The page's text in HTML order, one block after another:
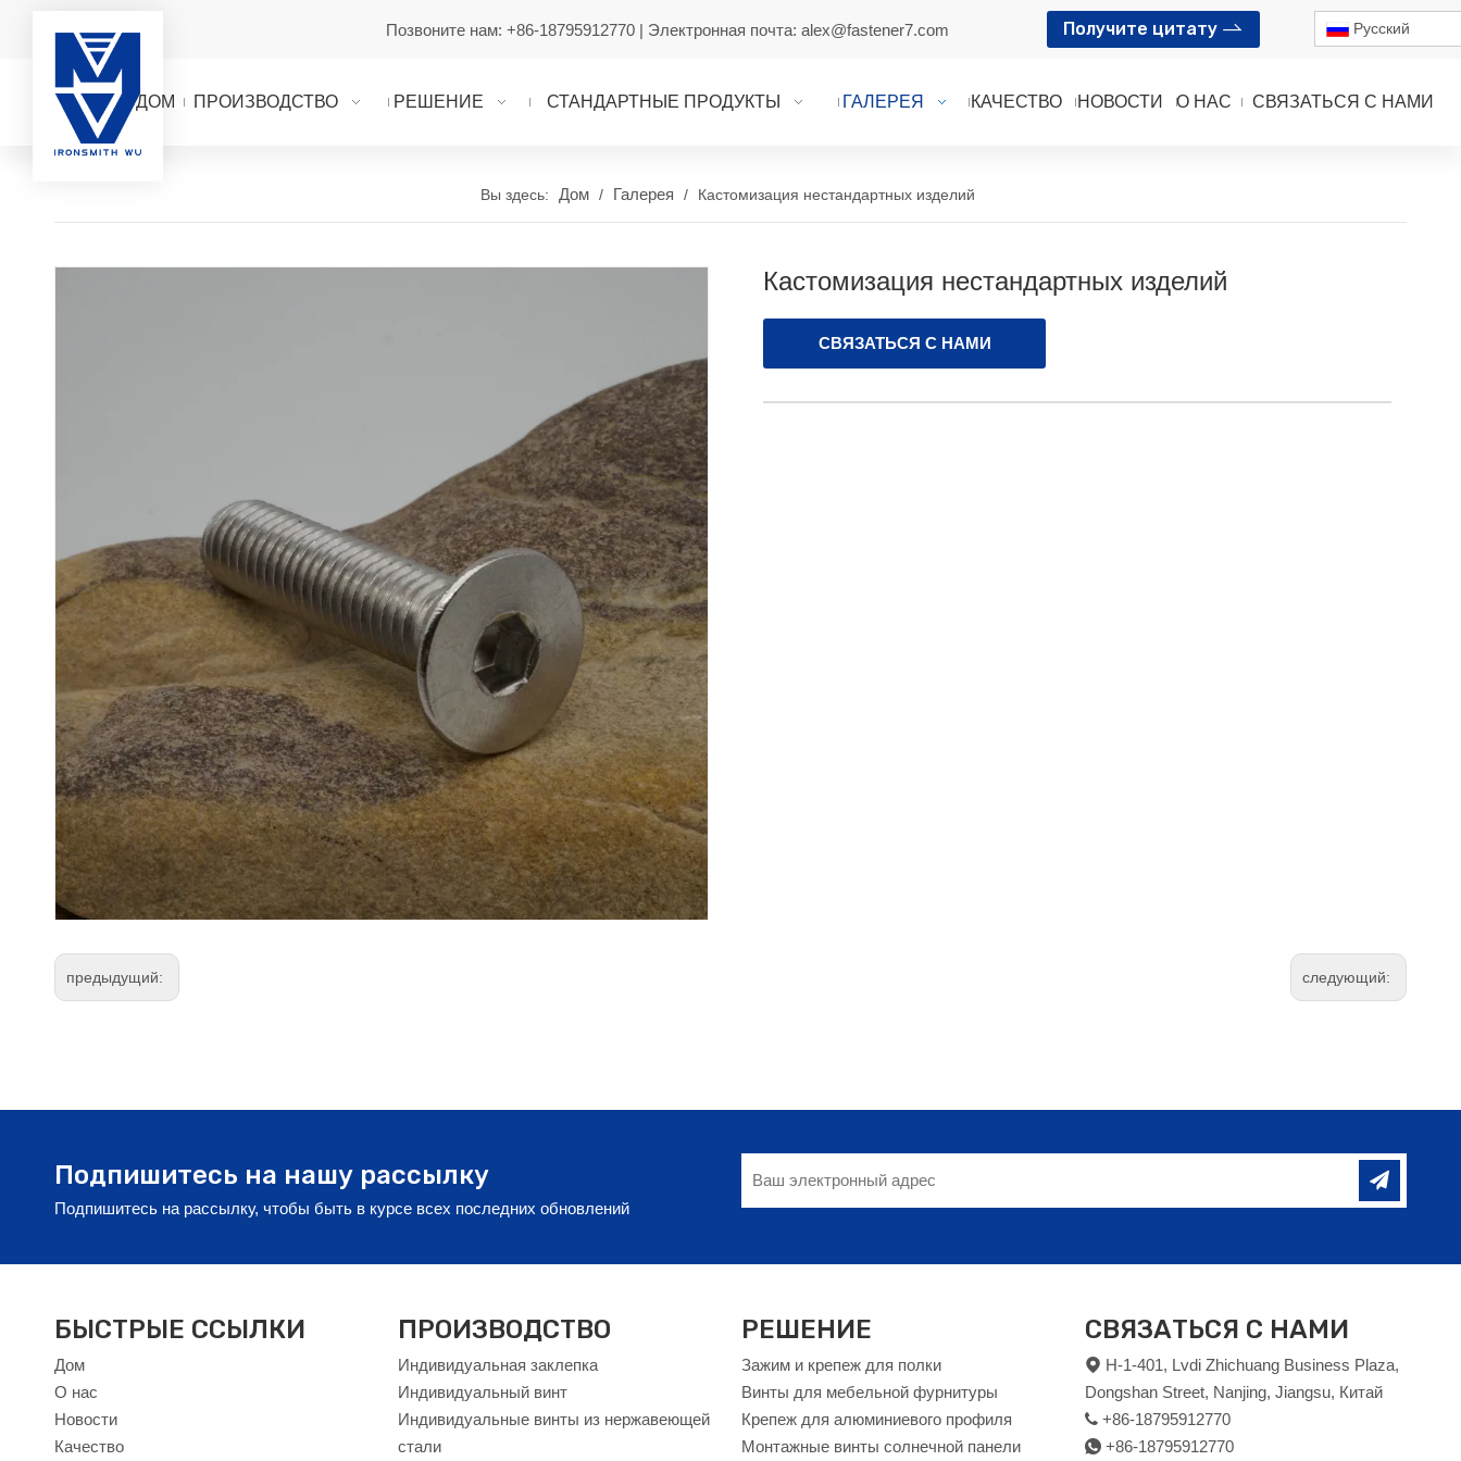
Позвоните нам: +86-18795912770 | Электронная почта: alex@fastener7.com Получите цитату Pусский
ДОМ ПРОИЗВОДСТВО РЕШЕНИЕ СТАНДАРТНЫЕ ПРОДУКТЫ ГАЛЕРЕЯ КАЧЕСТВО НОВОСТИ О НАС СВЯЗАТЬСЯ С НАМИ
Вы здесь: Дом / Галерея / Кастомизация нестандартных изделий
Кастомизация нестандартных изделий
СВЯЗАТЬСЯ С НАМИ
предыдущий: следующий:
Подпишитесь на нашу рассылку
Подпишитесь на рассылку, чтобы быть в курсе всех последних обновлений
БЫСТРЫЕ ССЫЛКИ
Дом
О нас
Новости
Качество
ПРОИЗВОДСТВО
Индивидуальная заклепка
Индивидуальный винт
Индивидуальные винты из нержавеющей
стали
РЕШЕНИЕ
Зажим и крепеж для полки
Винты для мебельной фурнитуры
Крепеж для алюминиевого профиля
Монтажные винты солнечной панели
СВЯЗАТЬСЯ С НАМИ
 H-1-401, Lvdi Zhichuang Business Plaza,
Dongshan Street, Nanjing, Jiangsu, Китай
 +86-18795912770
 +86-18795912770